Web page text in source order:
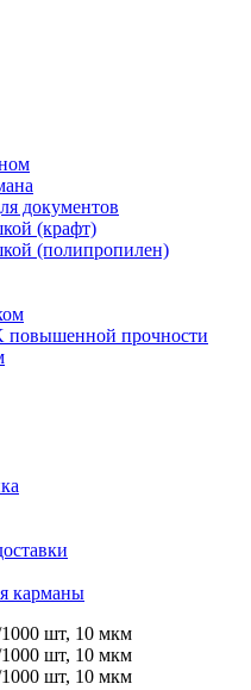
документов
(крафт)
(полипропилен)
повышенной прочности
карманы